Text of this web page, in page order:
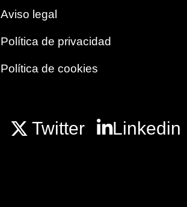
Aviso legal
Política de privacidad
Política de cookies
Twitter Linkedin